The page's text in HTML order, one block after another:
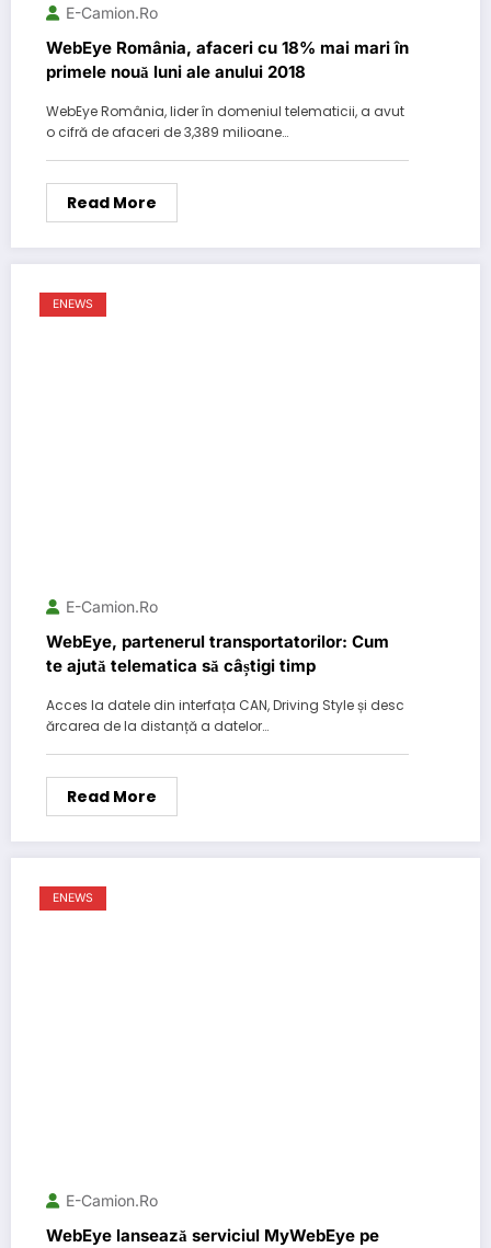
E-Camion.ro
WebEye România, afaceri cu 18% mai mari în
primele nouă luni ale anului 2018
WebEye România, lider în domeniul telematicii, a avut
o cifră de afaceri de 3,389 milioane…
Read More
ENEWS
E-Camion.ro
WebEye, partenerul transportatorilor: Cum
te ajută telematica să câștigi timp
Acces la datele din interfața CAN, Driving Style și desc
ărcarea de la distanță a datelor…
Read More
ENEWS
E-Camion.ro
WebEye lansează serviciul MyWebEye pe